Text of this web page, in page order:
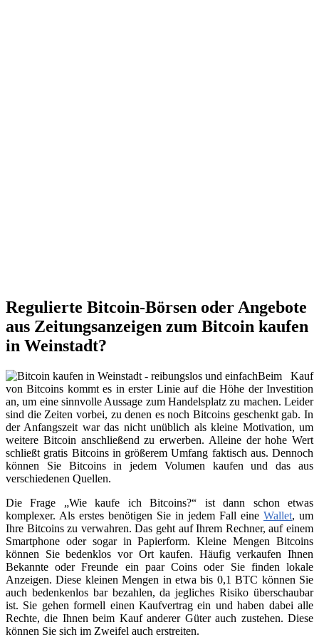
Regulierte Bitcoin-Börsen oder Angebote
aus Zeitungsanzeigen zum Bitcoin kaufen
in Weinstadt?
Beim Kauf
von Bitcoins kommt es in erster Linie auf die Höhe der Investition
an, um eine sinnvolle Aussage zum Handelsplatz zu machen. Leider
sind die Zeiten vorbei, zu denen es noch Bitcoins geschenkt gab. In
der Anfangszeit war das nicht unüblich als kleine Motivation, um
weitere Bitcoin anschließend zu erwerben. Alleine der hohe Wert
schließt gratis Bitcoins in größerem Umfang faktisch aus. Dennoch
können Sie Bitcoins in jedem Volumen kaufen und das aus
verschiedenen Quellen.
Die Frage „Wie kaufe ich Bitcoins?“ ist dann schon etwas
komplexer. Als erstes benötigen Sie in jedem Fall eine Wallet, um
Ihre Bitcoins zu verwahren. Das geht auf Ihrem Rechner, auf einem
Smartphone oder sogar in Papierform. Kleine Mengen Bitcoins
können Sie bedenklos vor Ort kaufen. Häufig verkaufen Ihnen
Bekannte oder Freunde ein paar Coins oder Sie finden lokale
Anzeigen. Diese kleinen Mengen in etwa bis 0,1 BTC können Sie
auch bedenkenlos bar bezahlen, da jegliches Risiko überschaubar
ist. Sie gehen formell einen Kaufvertrag ein und haben dabei alle
Rechte, die Ihnen beim Kauf anderer Güter auch zustehen. Diese
können Sie sich im Zweifel auch erstreiten.